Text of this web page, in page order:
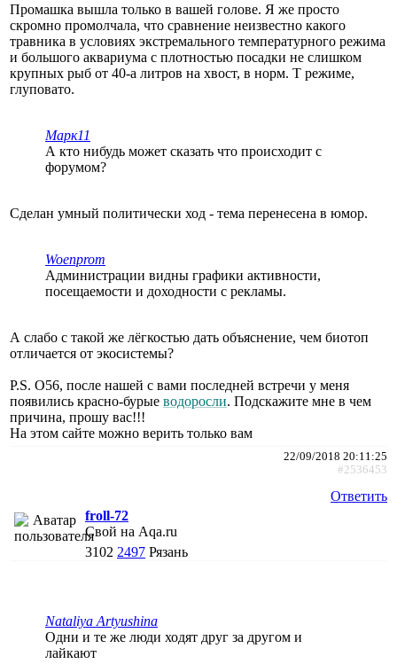
Промашка вышла только в вашей голове. Я же просто
скромно промолчала, что сравнение неизвестно какого
травника в условиях экстремального температурного режима
и большого аквариума с плотностью посадки не слишком
крупных рыб от 40-а литров на хвост, в норм. Т режиме,
глуповато.
Марк11
А кто нибудь может сказать что происходит с
форумом?
Сделан умный политически ход - тема перенесена в юмор.
Woenprom
Администрации видны графики активности,
посещаемости и доходности с рекламы.
А слабо с такой же лёгкостью дать объяснение, чем биотоп
отличается от экосистемы?
P.S. О56, после нашей с вами последней встречи у меня
появились красно-бурые водоросли. Подскажите мне в чем
причина, прошу вас!!!
На этом сайте можно верить только вам
22/09/2018 20:11:25
#2536453
Ответить
froll-72
Свой на Aqa.ru
3102 2497 Рязань
Nataliya Artyushina
Одни и те же люди ходят друг за другом и
лайкают